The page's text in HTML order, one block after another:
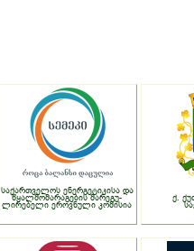
საქართველოს ენერგეტიკისა და
წყალმომარაგების მარეგუ-
ლირებელი ეროვნული კომისია
ქ.